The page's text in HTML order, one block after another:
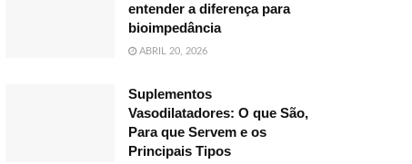
entender a diferença para
bioimpedância
ABRIL 20, 2026
Suplementos
Vasodilatadores: O que São,
Para que Servem e os
Principais Tipos